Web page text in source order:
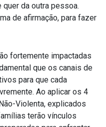
da outra pessoa.
de afirmação, para fazer
fortemente impactadas
que os canais de
para que cada
Ao aplicar os 4
Violenta, explicados
terão vínculos